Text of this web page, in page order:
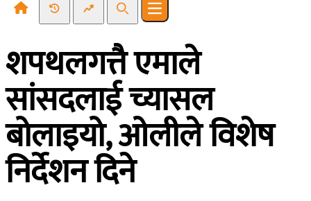
Recent NewsTrending News
SearchOpen main menu
शपथलगत्तै एमाले
सांसदलाई च्यासल
बोलाइयो, ओलीले विशेष
निर्देशन दिने